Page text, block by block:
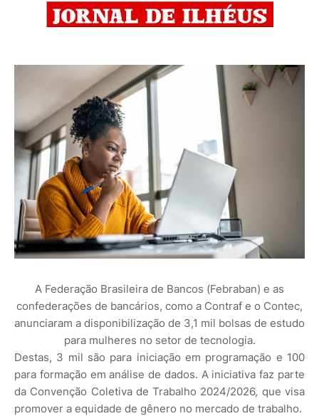
A Federação Brasileira de Bancos (Febraban) e as
confederações de bancários, como a Contraf e o Contec,
anunciaram a disponibilização de 3,1 mil bolsas de estudo
para mulheres no setor de tecnologia.
Destas, 3 mil são para iniciação em programação e 100
para formação em análise de dados. A iniciativa faz parte
da Convenção Coletiva de Trabalho 2024/2026, que visa
promover a equidade de gênero no mercado de trabalho.